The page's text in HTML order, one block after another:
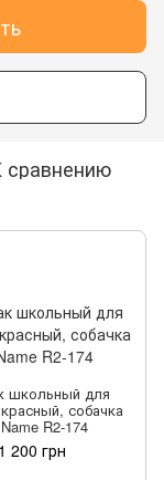
сравнению
школьный для
собачка
R2-174
1 200 грн